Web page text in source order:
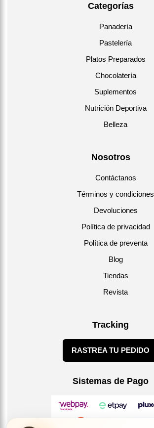
Categorías
Panadería
Pastelería
Platos Preparados
Chocolatería
Suplementos
Nutrición Deportiva
Belleza
Nosotros
Contáctanos
Términos y condiciones
Devoluciones
Política de privacidad
Política de preventa
Blog
Tiendas
Revista
Tracking
RASTREA TU PEDIDO
Sistemas de Pago